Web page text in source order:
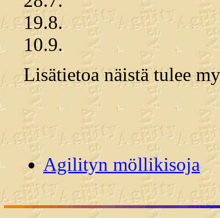
19.8.
10.9.
Lisätietoa näistä tulee
Agilityn möllikisoja